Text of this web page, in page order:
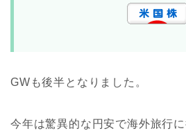
GWも後半となりました。
今年は驚異的な円安で海外旅行